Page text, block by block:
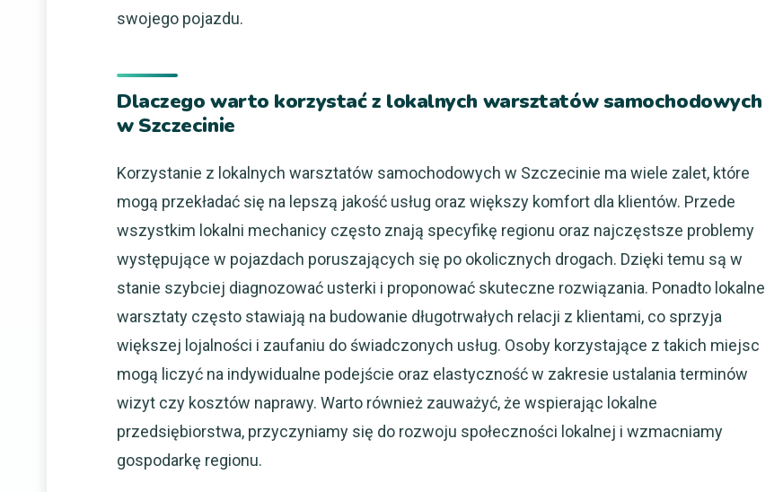
swojego pojazdu.
Dlaczego warto korzystać z lokalnych warsztatów samochodowych
w Szczecinie
Korzystanie z lokalnych warsztatów samochodowych w Szczecinie ma wiele zalet, które
mogą przekładać się na lepszą jakość usług oraz większy komfort dla klientów. Przede
wszystkim lokalni mechanicy często znają specyfikę regionu oraz najczęstsze problemy
występujące w pojazdach poruszających się po okolicznych drogach. Dzięki temu są w
stanie szybciej diagnozować usterki i proponować skuteczne rozwiązania. Ponadto lokalne
warsztaty często stawiają na budowanie długotrwałych relacji z klientami, co sprzyja
większej lojalności i zaufaniu do świadczonych usług. Osoby korzystające z takich miejsc
mogą liczyć na indywidualne podejście oraz elastyczność w zakresie ustalania terminów
wizyt czy kosztów naprawy. Warto również zauważyć, że wspierając lokalne
przedsiębiorstwa, przyczyniamy się do rozwoju społeczności lokalnej i wzmacniamy
gospodarkę regionu.